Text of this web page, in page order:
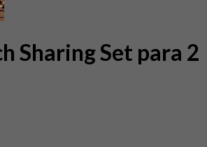
Sharing Set para 2